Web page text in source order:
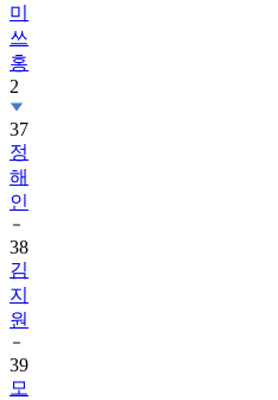
미
쓰
홍
2
37
정
해
인
38
김
지
원
39
모